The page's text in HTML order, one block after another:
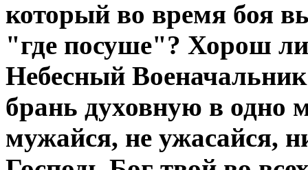
который во время боя
"где посуше"? Хорош ли
Небесный
брань духовную в одно
мужайся, не ужасайся,